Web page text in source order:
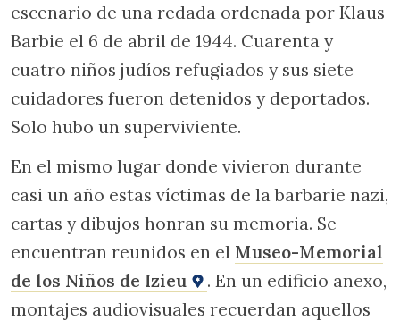
escenario de una redada ordenada por Klaus
Barbie el 6 de abril de 1944. Cuarenta y
cuatro niños judíos refugiados y sus siete
cuidadores fueron detenidos y deportados.
Solo hubo un superviviente.
En el mismo lugar donde vivieron durante
casi un año estas víctimas de la barbarie nazi,
cartas y dibujos honran su memoria. Se
encuentran reunidos en el Museo-Memorial
de los Niños de Izieu
. En un edificio anexo,
montajes audiovisuales recuerdan aquellos